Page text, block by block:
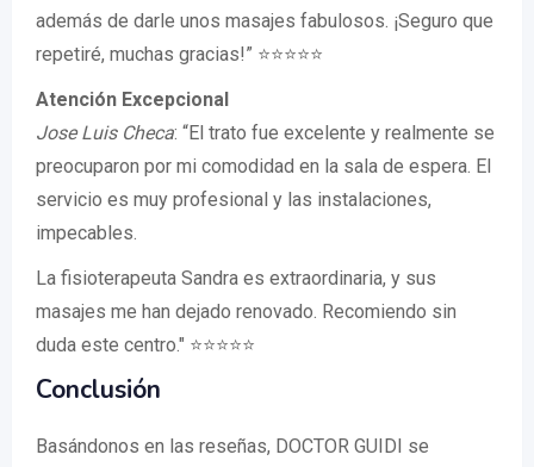
además de darle unos masajes fabulosos. ¡Seguro que
repetiré, muchas gracias!” ⭐⭐⭐⭐⭐
Atención Excepcional
Jose Luis Checa: “El trato fue excelente y realmente se
preocuparon por mi comodidad en la sala de espera. El
servicio es muy profesional y las instalaciones,
impecables.
La fisioterapeuta Sandra es extraordinaria, y sus
masajes me han dejado renovado. Recomiendo sin
duda este centro." ⭐⭐⭐⭐⭐
Conclusión
Basándonos en las reseñas, DOCTOR GUIDI se